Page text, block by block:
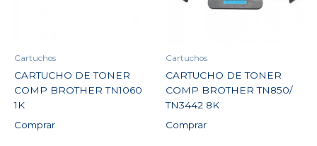
Cartuchos
CARTUCHO DE TONER
COMP BROTHER TN1060
1K
Comprar
Cartuchos
CARTUCHO DE TONER
COMP BROTHER TN850/
TN3442 8K
Comprar